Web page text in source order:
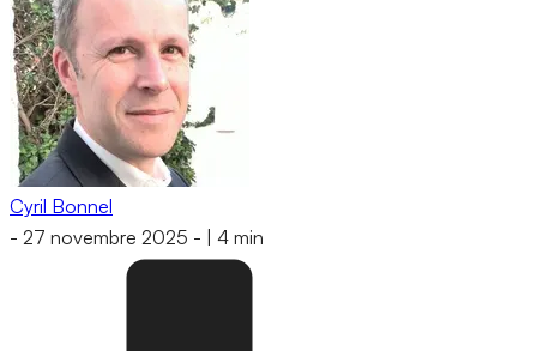
Cyril Bonnel
- 27 novembre 2025 - 4 min